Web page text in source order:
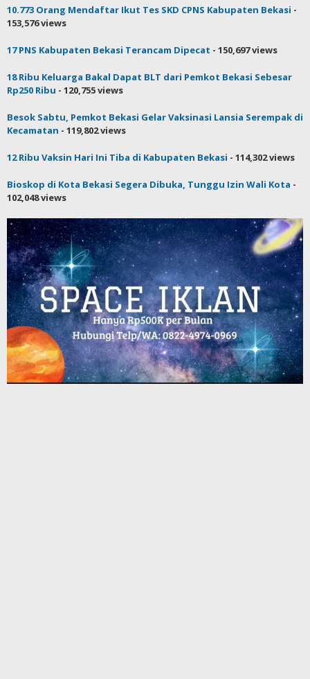
10.773 Orang Mendaftar Ikut Tes SKD CPNS Kabupaten Bekasi -
153,576 views
17 PNS Kabupaten Bekasi Terancam Dipecat - 150,697 views
18 Ribu Keluarga Bakal Dapat BLT dari Pemkot Bekasi Sebesar
Rp250 Ribu - 120,755 views
Besok Sabtu, Pemkot Bekasi Gelar Vaksinasi Lansia Serempak di
Kecamatan - 119,802 views
12 Ribu Vaksin Hari Ini Tiba di Kabupaten Bekasi - 114,302 views
Bioskop di Kota Bekasi Segera Dibuka, Tunggu Izin Wali Kota -
102,048 views